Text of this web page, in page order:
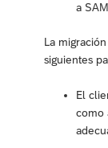
a
La
siguientes
El
como